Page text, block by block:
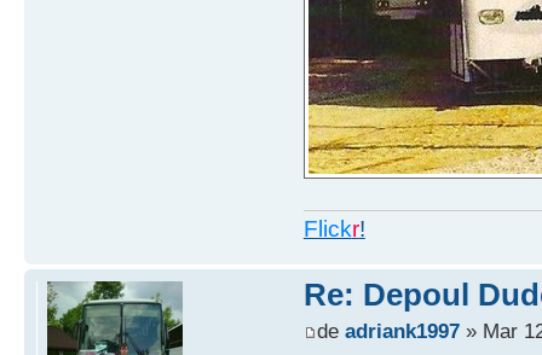
Flickr!
Re: Depoul
de adriank1997» Mar